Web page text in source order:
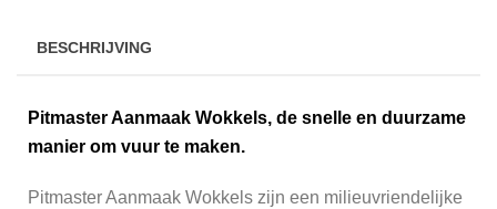
BESCHRIJVING
Pitmaster Aanmaak Wokkels, de snelle en duurzame
manier om vuur te maken.
Pitmaster Aanmaak Wokkels zijn een milieuvriendelijke